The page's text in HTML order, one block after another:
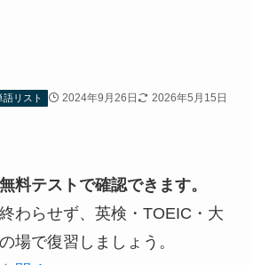
語リスト 2024年9月26日 2026年5月15日
料テストで確認できます。
わらせず、英検・TOEIC・大
場で復習しましょう。